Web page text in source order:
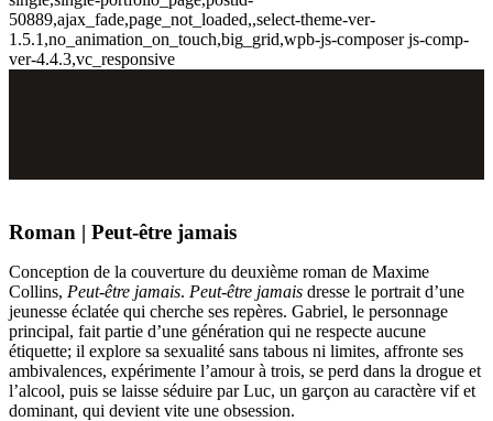
50889,ajax_fade,page_not_loaded,,select-theme-ver-
1.5.1,no_animation_on_touch,big_grid,wpb-js-composer js-comp-
ver-4.4.3,vc_responsive
Roman | Peut-être jamais
Conception de la couverture du deuxième roman de Maxime
Collins, Peut-être jamais. Peut-être jamais dresse le portrait d’une
jeunesse éclatée qui cherche ses repères. Gabriel, le personnage
principal, fait partie d’une génération qui ne respecte aucune
étiquette; il explore sa sexualité sans tabous ni limites, affronte ses
ambivalences, expérimente l’amour à trois, se perd dans la drogue et
l’alcool, puis se laisse séduire par Luc, un garçon au caractère vif et
dominant, qui devient vite une obsession.